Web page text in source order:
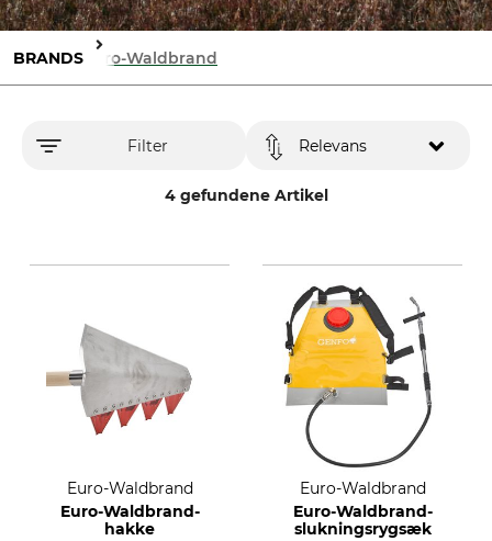
BRANDS Euro-Waldbrand
Filter
4 gefundene Artikel
Relevans
Euro-Waldbrand
Euro-Waldbrand-
hakke
Euro-Waldbrand
Euro-Waldbrand-
slukningsrygsæk